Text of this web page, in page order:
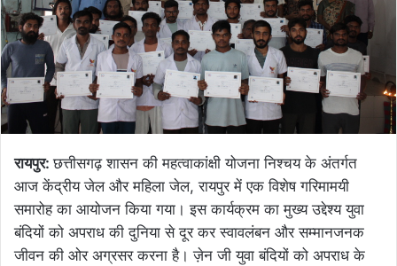
रायपुर:छत्तीसगढ़ शासन की महत्वाकांक्षी योजना निश्चय के अंतर्गत
आज केंद्रीय जेल और महिला जेल, रायपुर में एक विशेष गरिमामयी
समारोह का आयोजन किया गया। इस कार्यक्रम का मुख्य उद्देश्य युवा
बंदियों को अपराध की दुनिया से दूर कर स्वावलंबन और सम्मानजनक
जीवन की ओर अग्रसर करना है। ज़ेन जी युवा बंदियों को अपराध के